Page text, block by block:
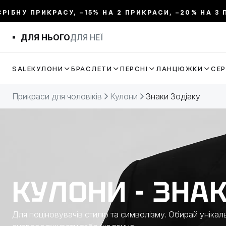
ПРИКРАСУ, –15% НА 2 ПРИКРАСИ, –20% НА 3
ДЛЯ НЬОГОДЛЯ НЕЇ
SALEКУЛОНИ БРАСЛЕТИ ПЕРСНІ ЛАНЦЮЖКИ
Прикраси для чоловіків Кулони Знаки Зодіаку
КУЛОНИ -
Для поціновувачів стилю та символізму. Обирай
ФІЛЬТР
ДОВЖИНА
ТЕМАТИКА